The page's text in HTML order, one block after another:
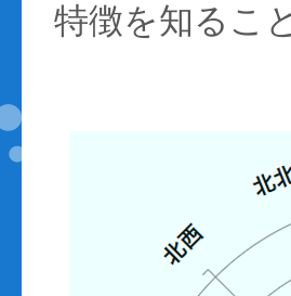
特徴を知るこ